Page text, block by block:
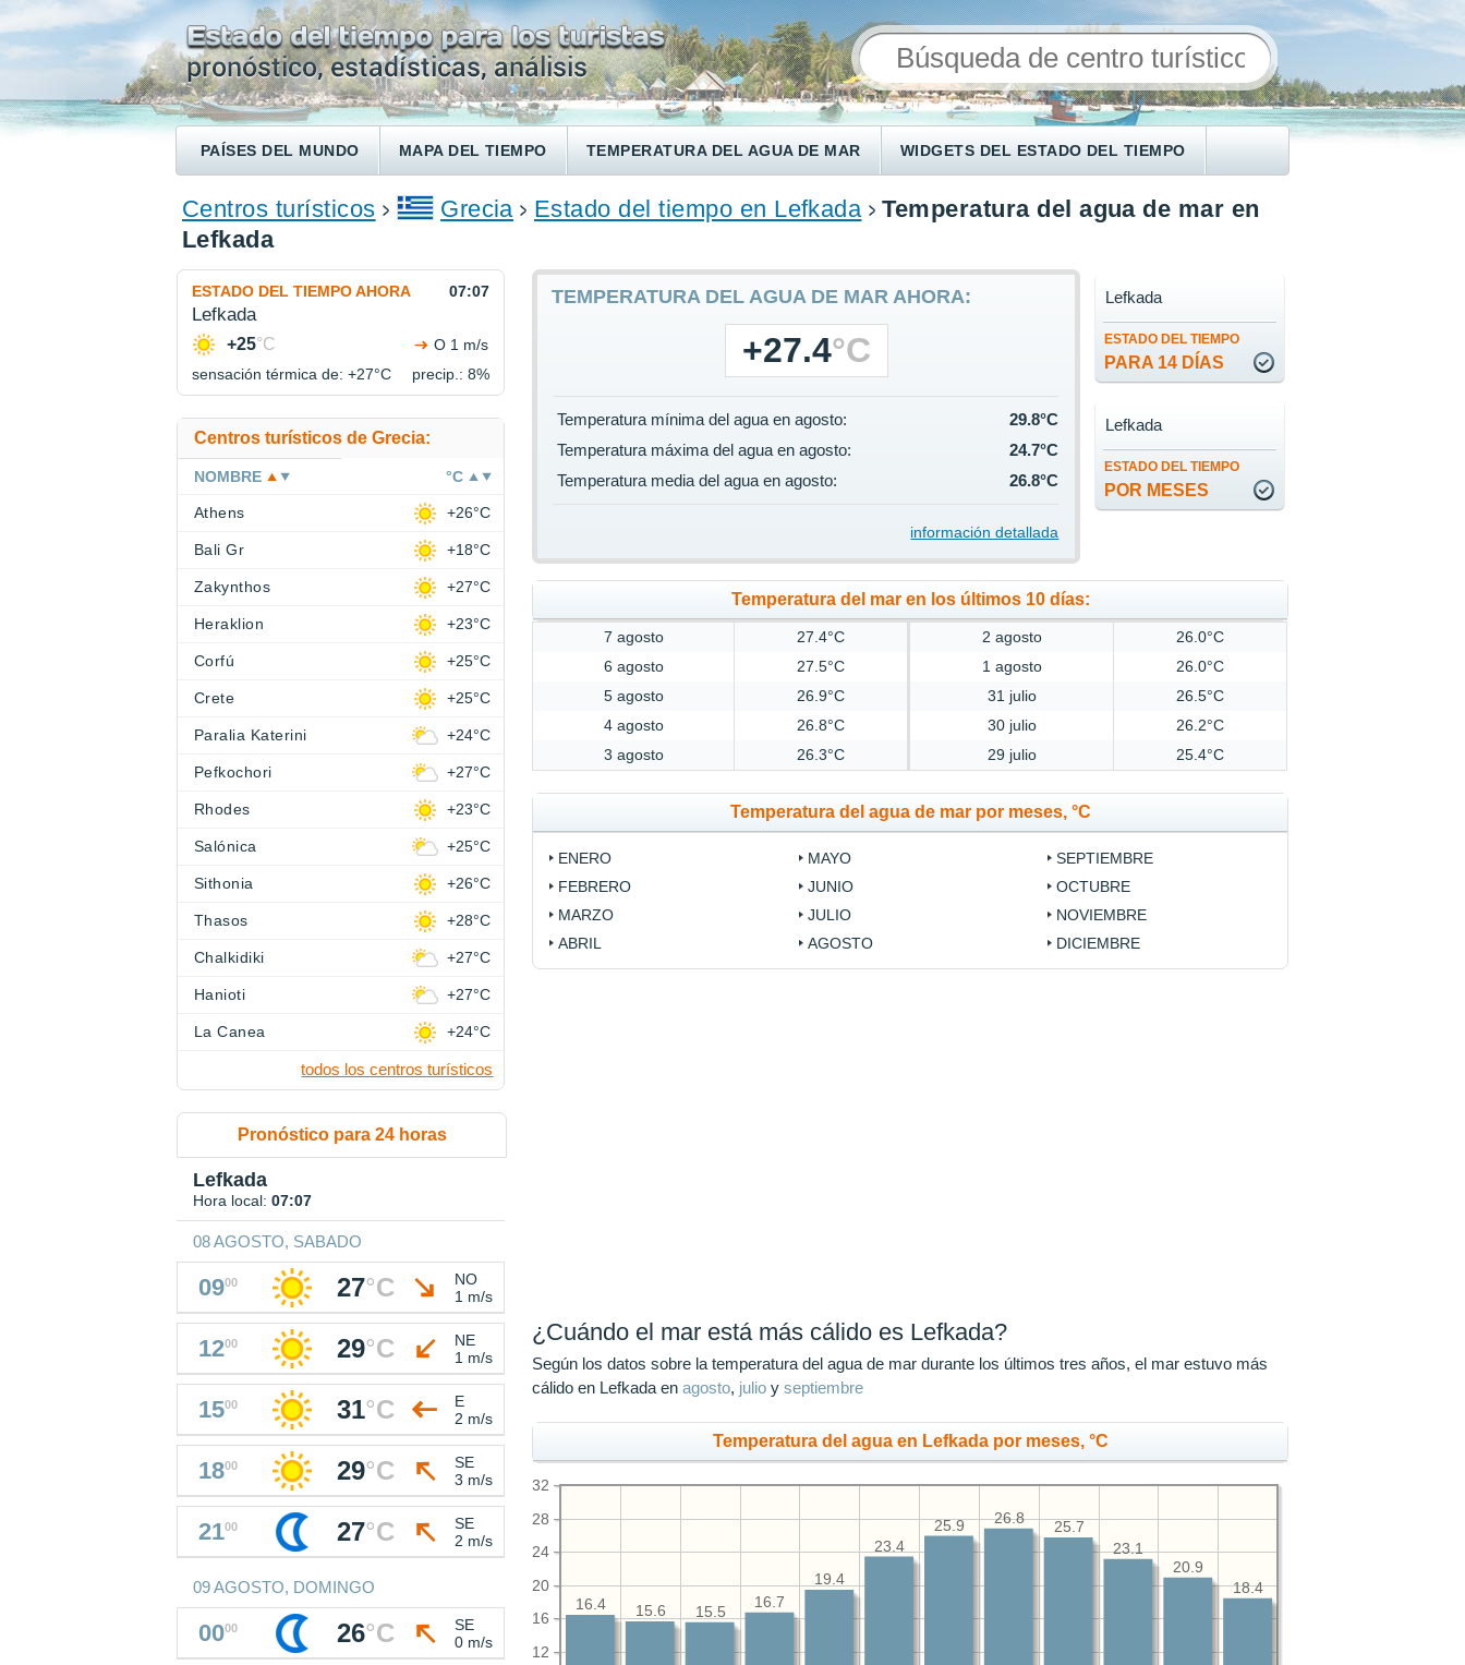
PAÍSES DEL MUNDO MAPA DEL TIEMPO TEMPERATURA DEL AGUA DE MAR WIDGETS DEL ESTADO DEL TIEMPO
ENCONTRAR UN HOTEL
Centros turísticos Grecia Estado del tiempo en Lefkada
Temperatura del agua de mar en
Lefkada
TEMPERATURA DEL AGUA DE MAR AHORA:
+27.4°C
Temperatura mínima del agua en agosto:
29.8°C
Temperatura máxima del agua en agosto:
24.7°C
Temperatura media del agua en agosto:
26.8°C
información detallada
ESTADO DEL TIEMPO
PARA 14 DÍAS
Lefkada
ESTADO DEL TIEMPO
POR MESES
Lefkada
Temperatura del mar en los últimos 10 días:
7 agosto 27.4°C 2 agosto
26.0°C
6 agosto
27.5°C 1 agosto
26.0°C
5 agosto
26.9°C 31 julio
26.5°C
4 agosto
26.8°C 30 julio
26.2°C
3 agosto
26.3°C 29 julio 25.4°C
Temperatura del agua de mar por meses, °C
ENERO
FEBRERO
MARZO
ABRIL
MAYO
JUNIO
JULIO
AGOSTO
SEPTIEMBRE
OCTUBRE
NOVIEMBRE
DICIEMBRE
¿Cuándo el mar está más cálido es Lefkada?
Según los datos sobre la temperatura del agua de mar durante los últimos tres años, el mar estuvo más
cálido en Lefkada enagosto, julio yseptiembre
Temperatura del agua en Lefkada por meses, °C
12
16
20
24
28
32
18.4
20.9
23.1
25.7
26.8
25.9
23.4
19.4
16.7
15.5
15.6
16.4
ESTADO DEL TIEMPO AHORA 07:07
Lefkada
+25°C
O 1 m/s
sensación térmica de: +27°C precip.: 8%
Centros turísticos de Grecia:
NOMBRE °C
Athens +26°C
Bali Gr +18°C
Zakynthos +27°C
Heraklion +23°C
Corfú +25°C
Crete +25°C
Paralia Katerini +24°C
Pefkochori +27°C
Rhodes +23°C
Salónica +25°C
Sithonia +26°C
Thasos +28°C
Chalkidiki +27°C
Hanioti +27°C
La Canea +24°C
todos los centros turísticos
Pronóstico para 24 horas
Lefkada
Hora local: 07:07
08 AGOSTO, SABADO
0900 27°C
NO
1 m/s
1200 29°C
NE
1 m/s
1500 31°C
E
2 m/s
1800 29°C
SE
3 m/s
2100 27°C
SE
2 m/s
09 AGOSTO, DOMINGO
0000 26°C
SE
0 m/s